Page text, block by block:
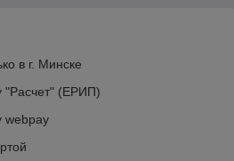
в г. Минске
"Расчет" (ЕРИП)
webpay